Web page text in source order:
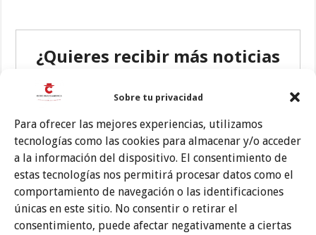
Sobre tu privacidad
Para ofrecer las mejores experiencias, utilizamos
tecnologías como las cookies para almacenar y/o acceder
a la información del dispositivo. El consentimiento de
estas tecnologías nos permitirá procesar datos como el
comportamiento de navegación o las identificaciones
únicas en este sitio. No consentir o retirar el
consentimiento, puede afectar negativamente a ciertas